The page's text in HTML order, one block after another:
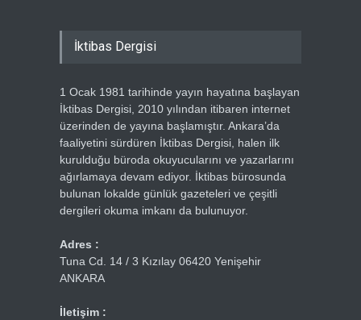
İktibas Dergisi
1 Ocak 1981 tarihinde yayın hayatına başlayan
İktibas Dergisi, 2010 yılından itibaren internet
üzerinden de yayına başlamıştır. Ankara’da
faaliyetini sürdüren İktibas Dergisi, halen ilk
kurulduğu büroda okuyucularını ve yazarlarını
ağırlamaya devam ediyor. İktibas bürosunda
bulunan lokalde günlük gazeteleri ve çeşitli
dergileri okuma imkanı da bulunuyor.
Adres :
Tuna Cd. 14 / 3 Kızılay 06420 Yenişehir
ANKARA
İletişim :